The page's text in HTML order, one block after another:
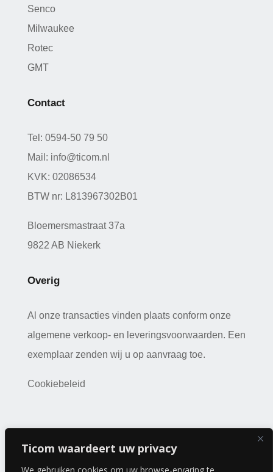
Ticom waardeert uw privacy
Senco
Milwaukee
Rotec
GMT
Contact
Tel: 0594-50 79 50
Mail: info@ticom.nl
KVK: 02086534
BTW nr: L813967302B01
Bloemersmastraat 37a
9822 AB Niekerk
Overig
Al onze transacties vinden plaats conform onze
algemene verkoop- en leveringsvoorwaarden. Een
exemplaar zenden wij u op aanvraag toe.
Cookiebeleid
Sitemap